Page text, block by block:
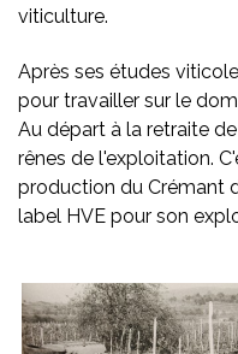
viticulture.
Après ses études
pour travailler sur le
Au départ à la retraite
rênes de l'exploitation.
production du Crémant
label HVE pour son